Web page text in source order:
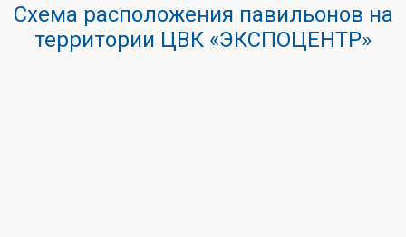
Схема расположения павильонов на
территории ЦВК «ЭКСПОЦЕНТР»